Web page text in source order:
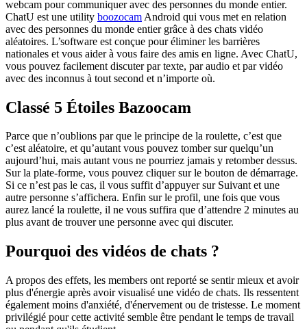
webcam pour communiquer avec des personnes du monde entier.
ChatU est une utility boozocam Android qui vous met en relation
avec des personnes du monde entier grâce à des chats vidéo
aléatoires. L’software est conçue pour éliminer les barrières
nationales et vous aider à vous faire des amis en ligne. Avec ChatU,
vous pouvez facilement discuter par texte, par audio et par vidéo
avec des inconnus à tout second et n’importe où.
Classé 5 Étoiles Bazoocam
Parce que n’oublions par que le principe de la roulette, c’est que
c’est aléatoire, et qu’autant vous pouvez tomber sur quelqu’un
aujourd’hui, mais autant vous ne pourriez jamais y retomber dessus.
Sur la plate-forme, vous pouvez cliquer sur le bouton de démarrage.
Si ce n’est pas le cas, il vous suffit d’appuyer sur Suivant et une
autre personne s’affichera. Enfin sur le profil, une fois que vous
aurez lancé la roulette, il ne vous suffira que d’attendre 2 minutes au
plus avant de trouver une personne avec qui discuter.
Pourquoi des vidéos de chats ?
A propos des effets, les members ont reporté se sentir mieux et avoir
plus d'énergie après avoir visualisé une vidéo de chats. Ils ressentent
également moins d'anxiété, d'énervement ou de tristesse. Le moment
privilégié pour cette activité semble être pendant le temps de travail